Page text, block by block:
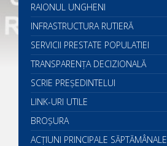
RAIONUL UNGHENI
INFRASTRUCTURA RUTIERĂ
SERVICII PRESTATE POPULATIEI
TRANSPARENȚA DECIZIONALĂ
SCRIE PREŞEDINTELUI
LINK-URI UTILE
BROȘURA
ACŢIUNI PRINCIPALE SĂPTĂMÂNALE